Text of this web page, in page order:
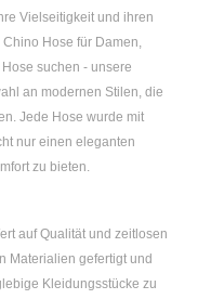
Vielseitigkeit und ihren
Chino Hose für Damen
suchen - unsere
an modernen Stilen, die
Jede Hose wurde mit
nur einen eleganten
zu bieten.
auf Qualität und zeitlosen
Materialien gefertigt und
Kleidungsstücke zu